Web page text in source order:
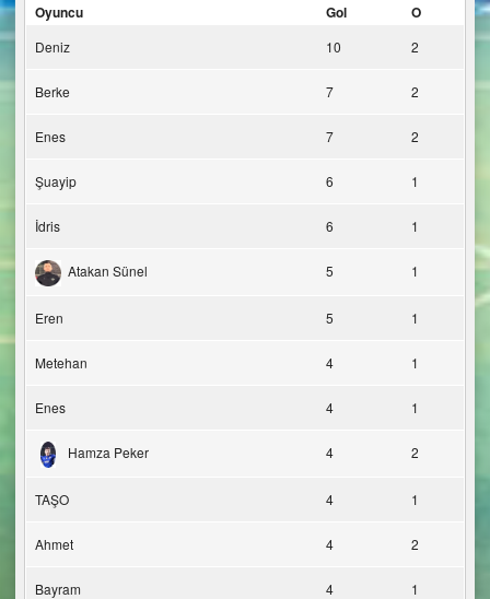
Oyuncu
Gol O
Deniz 10 2
Berke 7 2
Enes 7 2
Şuayip 6 1
İdris 6 1
Atakan Sünel 5 1
Eren 5 1
Metehan 4 1
Enes 4 1
Hamza Peker 4 2
TAŞO 4 1
Ahmet 4 2
Bayram 4 1